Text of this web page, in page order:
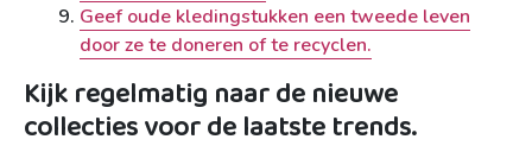
Geef oude kledingstukken een tweede leven
door ze te doneren of te recyclen.
Kijk regelmatig naar de nieuwe
collecties voor de laatste trends.